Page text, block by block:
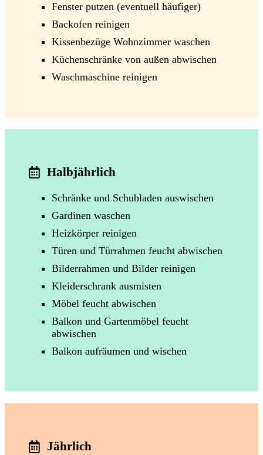
Fenster putzen (eventuell häufiger)
Backofen reinigen
Kissenbezüge Wohnzimmer waschen
Küchenschränke von außen abwischen
Waschmaschine reinigen
Halbjährlich
Schränke und Schubladen auswischen
Gardinen waschen
Heizkörper reinigen
Türen und Türrahmen feucht abwischen
Bilderrahmen und Bilder reinigen
Kleiderschrank ausmisten
Möbel feucht abwischen
Balkon und Gartenmöbel feucht
abwischen
Balkon aufräumen und wischen
Jährlich